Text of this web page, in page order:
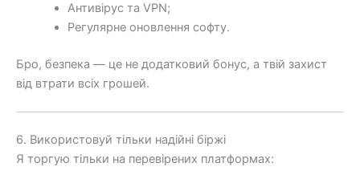
Антивірус та VPN;
Регулярне оновлення софту.
Бро, безпека — це не додатковий бонус, а твій захист
від втрати всіх грошей.
6. Використовуй тільки надійні біржі
Я торгую тільки на перевірених платформах: